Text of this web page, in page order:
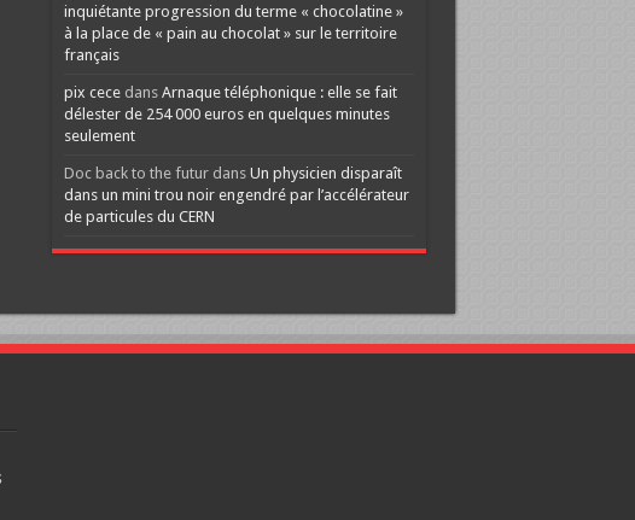
inquiétante progression du terme « chocolatine »
à la place de « pain au chocolat » sur le territoire
français
pix cecedans Arnaque téléphonique : elle se fait
délester de 254 000 euros en quelques minutes
seulement
Doc back to the futurdans Un physicien disparaît
dans un mini trou noir engendré par l’accélérateur
de particules du CERN